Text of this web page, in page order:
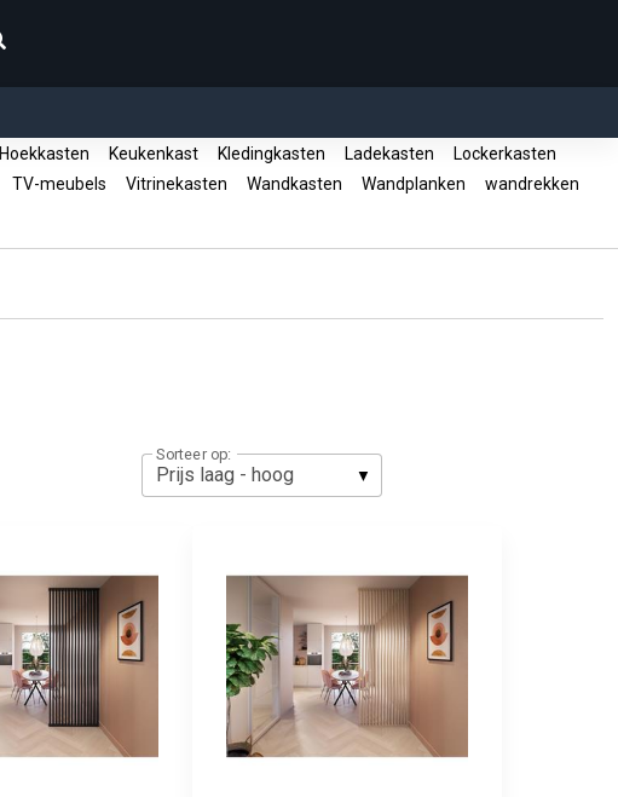
Hoekkasten Keukenkast Kledingkasten Ladekasten
Lockerkasten
TV-meubels Vitrinekasten Wandkasten Wandplanken
wandrekken
Sorteer op: